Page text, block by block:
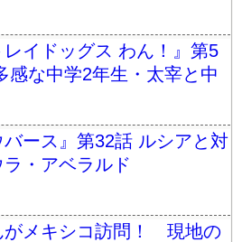
レイドッグス わん！』第5
感な中学2年生・太宰と中
バース』第32話 ルシアと対
・アベラルド
がメキシコ訪問！ 現地の